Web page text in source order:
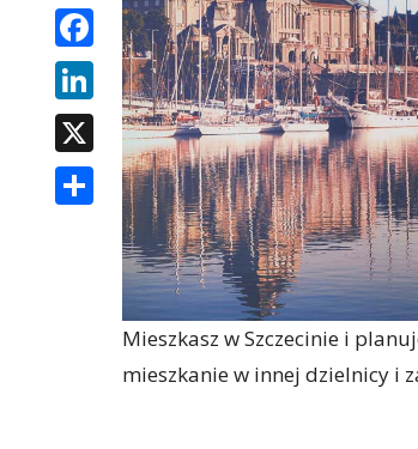
FACEBOOK
LINKEDIN
X
SHARE
Mieszkasz w Szczecinie i
mieszkanie w innej dzielnicy i